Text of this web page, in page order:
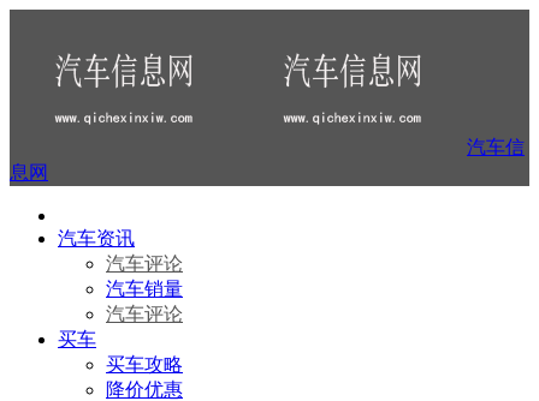
汽车信
息网
汽车资讯
汽车评论
汽车销量
汽车评论
买车
买车攻略
降价优惠